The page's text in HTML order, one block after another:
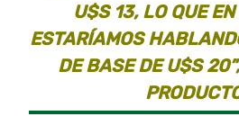
U$S 13, LO QUE
ESTARÍAMOS
DE BASE DE U$S